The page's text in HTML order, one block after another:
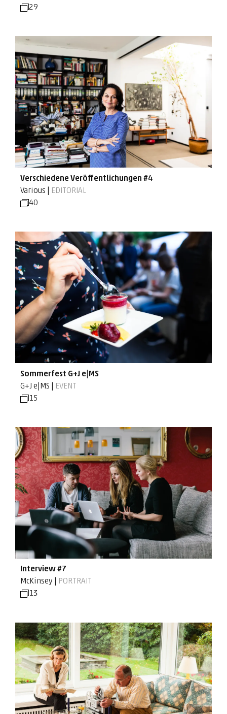
29
Verschiedene Veröffentlichungen #4
Various |
EDITORIAL
40
Sommerfest G+J e|MS
G+J e|MS |
EVENT
15
Interview #7
McKinsey |
PORTRAIT
13